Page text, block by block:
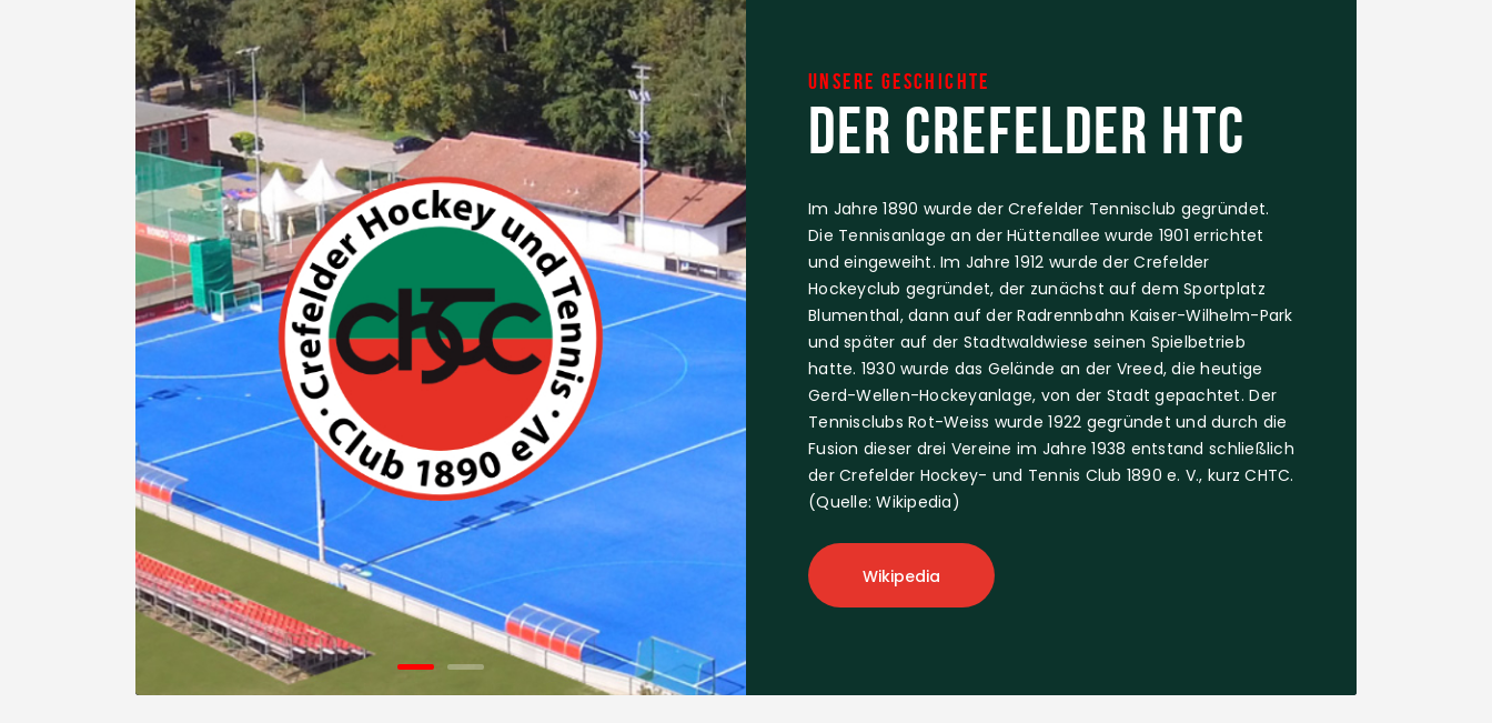
Unsere Geschichte
Der Crefelder HTC
Im Jahre 1890 wurde der Crefelder Tennisclub gegründet.
Die Tennisanlage an der Hüttenallee wurde 1901 errichtet
und eingeweiht. Im Jahre 1912 wurde der Crefelder
Hockeyclub gegründet, der zunächst auf dem Sportplatz
Blumenthal, dann auf der Radrennbahn Kaiser-Wilhelm-Park
und später auf der Stadtwaldwiese seinen Spielbetrieb
hatte. 1930 wurde das Gelände an der Vreed, die heutige
Gerd-Wellen-Hockeyanlage, von der Stadt gepachtet. Der
Tennisclubs Rot-Weiss wurde 1922 gegründet und durch die
Fusion dieser drei Vereine im Jahre 1938 entstand schließlich
der Crefelder Hockey- und Tennis Club 1890 e. V., kurz CHTC.
(Quelle: Wikipedia)
Wikipedia